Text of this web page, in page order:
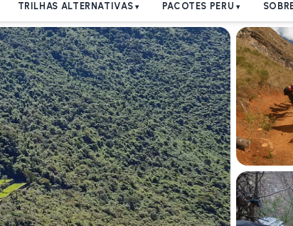
TRILHAS ALTERNATIVAS PACOTES PERU